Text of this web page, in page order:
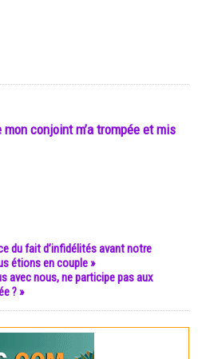
mon conjoint m’a trompée et mis
du fait d’infidélités avant notre
étions en couple »
avec nous, ne participe pas aux
? »